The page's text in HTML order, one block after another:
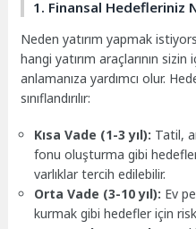
1. Finansal Hedefleriniz
Neden yatırım yapmak
hangi yatırım araçlarının
anlamanıza yardımcı olur.
sınıflandırılır:
Kısa Vade (1-3 yıl): Tatil,
fonu oluşturma gibi
varlıklar tercih edilebilir.
Orta Vade (3-10 yıl): Ev
kurmak gibi hedefler için